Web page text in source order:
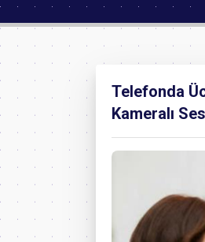
Telefonda
Kameralı